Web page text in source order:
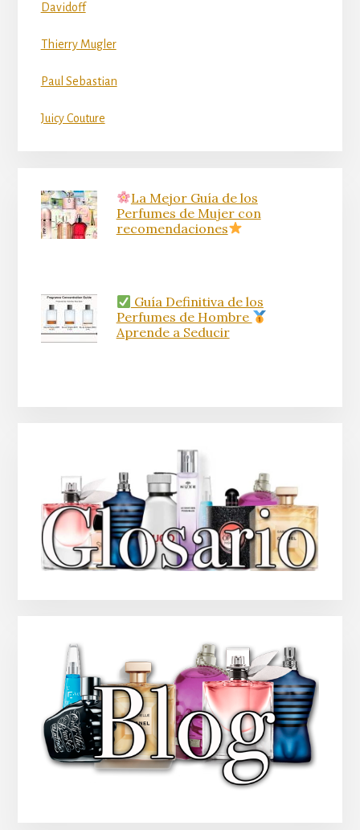
Davidoff
Thierry Mugler
Paul Sebastian
Juicy Couture
La Mejor Guía de los
Perfumes de Mujer con
recomendaciones
Guía Definitiva de los
Perfumes de Hombre
Aprende a Seducir